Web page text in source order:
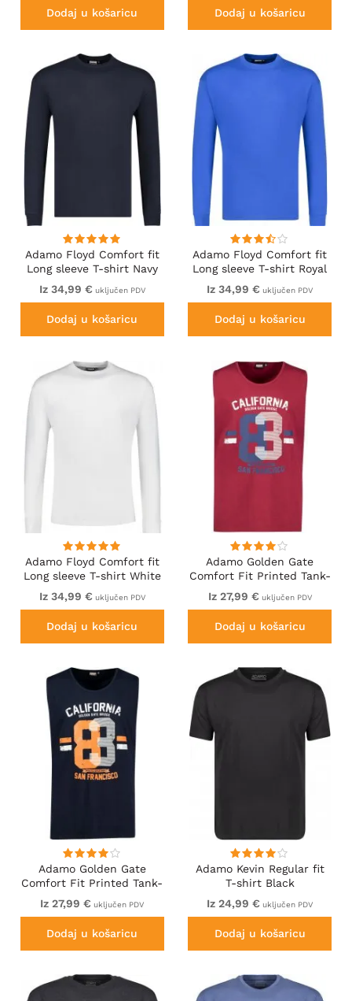
Dodaj u košaricu Dodaj u košaricu
Adamo Floyd Comfort fit
Long sleeve T-shirt Navy
Iz 34,99 € uključen PDV
Dodaj u košaricu
Adamo Floyd Comfort fit
Long sleeve T-shirt Royal
Blue
Iz 34,99 € uključen PDV
Dodaj u košaricu
Adamo Floyd Comfort fit
Long sleeve T-shirt White
Iz 34,99 € uključen PDV
Dodaj u košaricu
Adamo Golden Gate
Comfort Fit Printed Tank-
top Burgundy
Iz 27,99 € uključen PDV
Dodaj u košaricu
Adamo Golden Gate
Comfort Fit Printed Tank-
top Navy
Iz 27,99 € uključen PDV
Dodaj u košaricu
Adamo Kevin Regular fit
T-shirt Black
Iz 24,99 € uključen PDV
Dodaj u košaricu